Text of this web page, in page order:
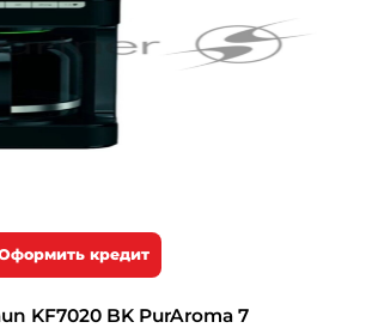
кредит
KF7020 BK PurAroma 7